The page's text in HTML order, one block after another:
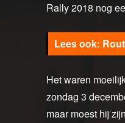
Rally 2018 nog
Het waren
zondag 3
maar moest hij